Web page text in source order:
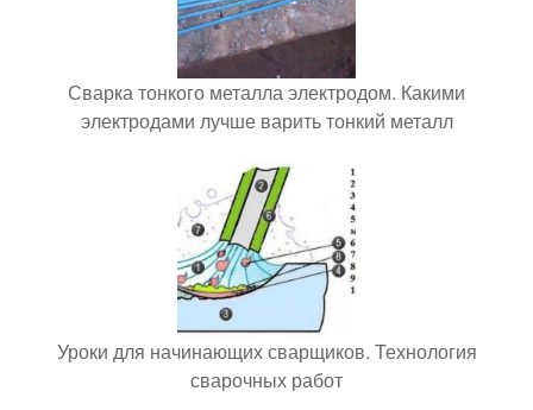
Сварка тонкого металла электродом. Какими
электродами лучше варить тонкий металл
Уроки для начинающих сварщиков. Технология
сварочных работ